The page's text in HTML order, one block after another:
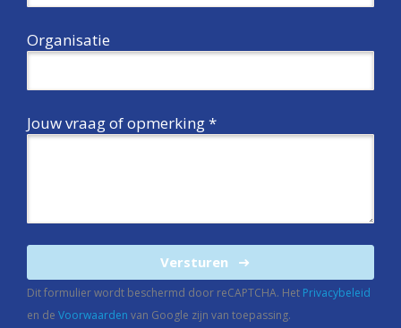
Organisatie
Jouw vraag of opmerking *
Versturen
Dit formulier wordt beschermd door reCAPTCHA. Het Privacybeleid
en de Voorwaarden van Google zijn van toepassing.